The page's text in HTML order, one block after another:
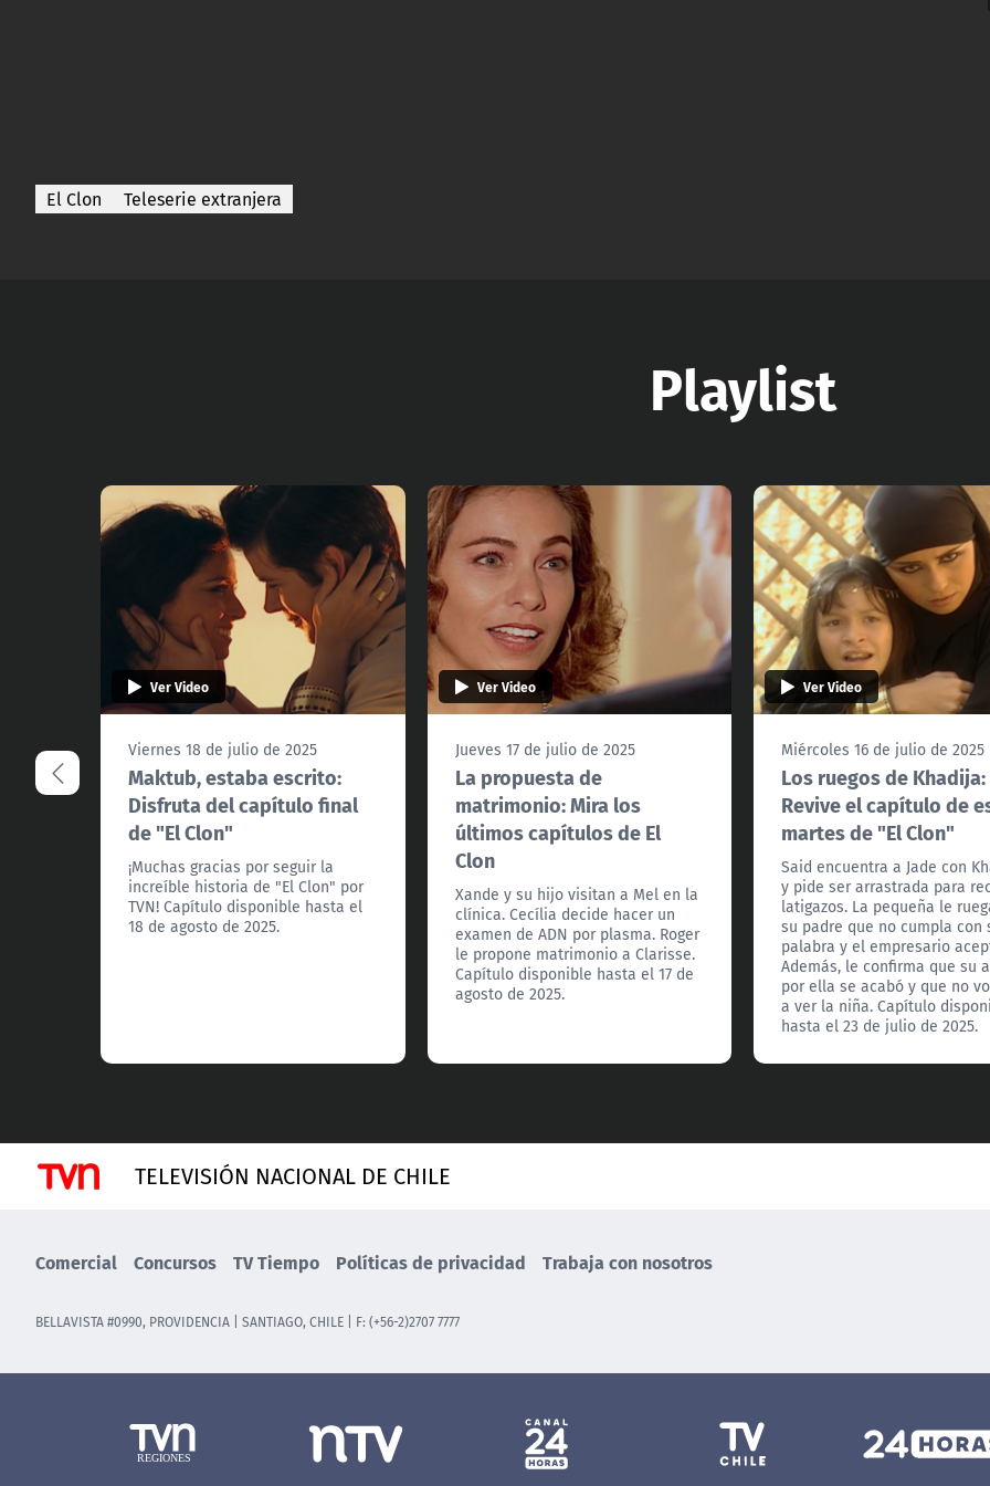
El Clon Teleserie extranjera
Playlist
Ver Video
Viernes 18 de julio de 2025
Maktub, estaba escrito:
Disfruta del capítulo final
de "El Clon"
¡Muchas gracias por seguir la
increíble historia de "El Clon" por
TVN! Capítulo disponible hasta el
18 de agosto de 2025.
Ver Video
Jueves 17 de julio de 2025
La propuesta de
matrimonio: Mira los
últimos capítulos de El
Clon
Xande y su hijo visitan a Mel en la
clínica. Cecília decide hacer un
examen de ADN por plasma. Roger
le propone matrimonio a Clarisse.
Capítulo disponible hasta el 17 de
agosto de 2025.
Ver Video
Miércoles 16 de julio de 2025
Los ruegos de Khadija:
Revive el capítulo de
martes de "El Clon"
Said encuentra a Jade con
y pide ser arrastrada para
latigazos. La pequeña le
su padre que no cumpla con
palabra y el empresario
Además, le confirma que su
por ella se acabó y que no
a ver la niña. Capítulo
hasta el 23 de julio de 2025.
TELEVISIÓN NACIONAL DE CHILE
Comercial Concursos TV Tiempo Políticas de privacidad Trabaja con nosotros
BELLAVISTA #0990, PROVIDENCIA | SANTIAGO, CHILE | F: (+56-2)2707 7777